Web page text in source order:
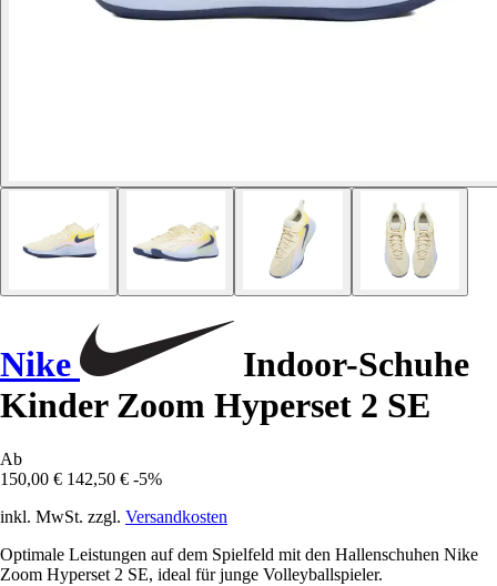
Nike
Indoor-Schuhe
Kinder Zoom Hyperset 2 SE
Ab
150,00 € 142,50 € -5%
inkl. MwSt. zzgl. Versandkosten
Optimale Leistungen auf dem Spielfeld mit den Hallenschuhen Nike
Zoom Hyperset 2 SE, ideal für junge Volleyballspieler.